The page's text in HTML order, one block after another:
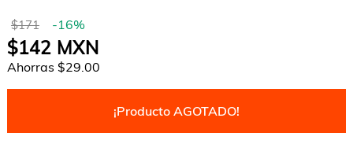
$171 -16%
$142MXN
Ahorras $29.00
¡Producto AGOTADO!